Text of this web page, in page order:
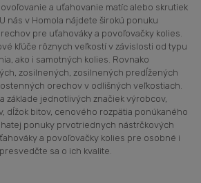
a uťahovanie matíc alebo skrutiek
nás v Homola nájdete širokú ponuku
pre uťahováky a povoľovačky kolies.
kľúče rôznych veľkostí v závislosti od typu
ako i samotných kolies. Rovnako
zosilnených, zosilnených predĺžených
orechov v odlišných veľkostiach.
základe jednotlivých značiek výrobcov,
dĺžok bitov, cenového rozpätia ponúkaného
ponuky prvotriednych nástrčkových
a povoľovačky kolies pre osobné i
sa o ich kvalite.